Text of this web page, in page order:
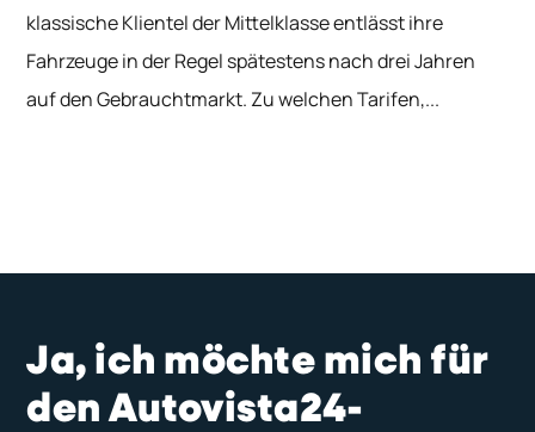
klassische Klientel der Mittelklasse entlässt ihre
Fahrzeuge in der Regel spätestens nach drei Jahren
auf den Gebrauchtmarkt. Zu welchen Tarifen,...
Ja, ich möchte mich für
den Autovista24-